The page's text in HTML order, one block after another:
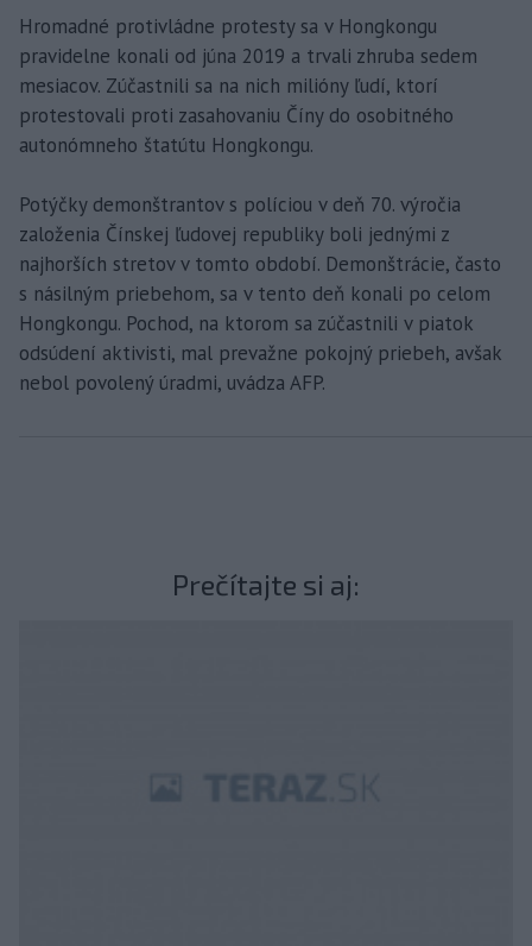
Hromadné protivládne protesty sa v Hongkongu
pravidelne konali od júna 2019 a trvali zhruba sedem
mesiacov. Zúčastnili sa na nich milióny ľudí, ktorí
protestovali proti zasahovaniu Číny do osobitného
autonómneho štatútu Hongkongu.
Potýčky demonštrantov s políciou v deň 70. výročia
založenia Čínskej ľudovej republiky boli jednými z
najhorších stretov v tomto období. Demonštrácie, často
s násilným priebehom, sa v tento deň konali po celom
Hongkongu. Pochod, na ktorom sa zúčastnili v piatok
odsúdení aktivisti, mal prevažne pokojný priebeh, avšak
nebol povolený úradmi, uvádza AFP.
Prečítajte si aj: